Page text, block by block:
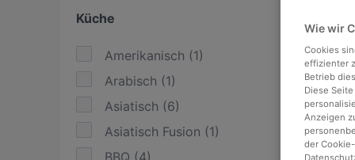
Küche
Amerikanisch (1)
Arabisch (1)
Asiatisch (6)
Asiatisch Fusion (1)
BBQ (4)
Wie wir
Cookies
effizienter
Betrieb
Diese
Anzeigen
der